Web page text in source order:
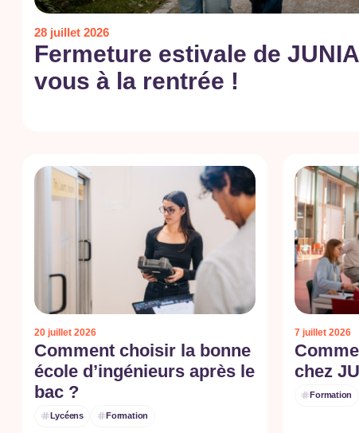
28 juillet 2026
Fermeture estivale de
vous à la rentrée !
20 juillet 2026
Comment choisir la bonne
école d’ingénieurs après le
bac ?
Lycéens Formation
7 juillet 2026
chez
Formation